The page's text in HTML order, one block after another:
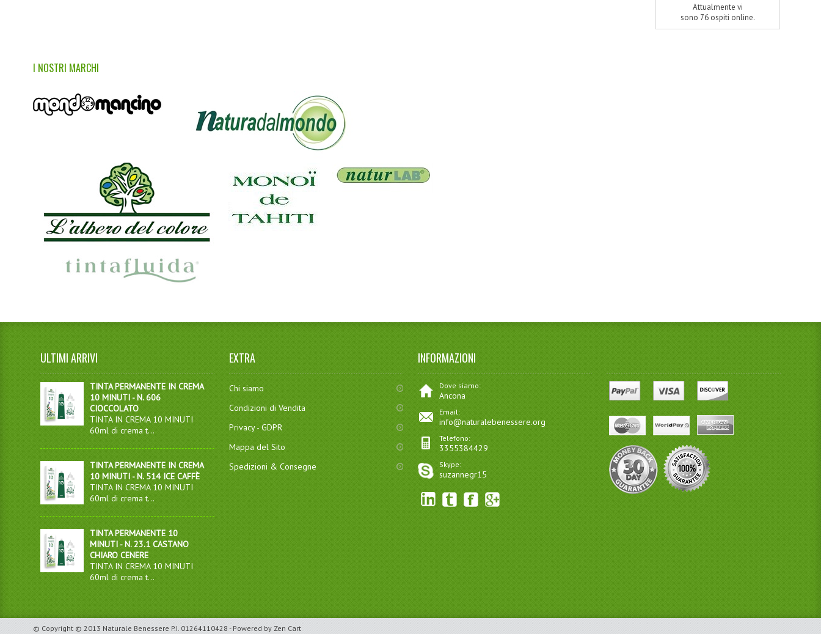
Attualmente vi
sono 76 ospiti online.
I NOSTRI MARCHI
ULTIMI ARRIVI
TINTA PERMANENTE IN CREMA
10 MINUTI - N. 606
CIOCCOLATO
TINTA IN CREMA 10 MINUTI
60ml di crema t...
TINTA PERMANENTE IN CREMA
10 MINUTI - N. 514 ICE CAFFÈ
TINTA IN CREMA 10 MINUTI
60ml di crema t...
TINTA PERMANENTE 10
MINUTI - N. 23.1 CASTANO
CHIARO CENERE
TINTA IN CREMA 10 MINUTI
60ml di crema t...
EXTRA
Chi siamo
Condizioni di Vendita
Privacy - GDPR
Mappa del Sito
Spedizioni & Consegne
INFORMAZIONI
Dove siamo:
Ancona
Email:
info@naturalebenessere.org
Telefono:
3355384429
Skype:
suzannegr15
© Copyright © 2013 Naturale Benessere P.I. 01264110428 - Powered by Zen Cart